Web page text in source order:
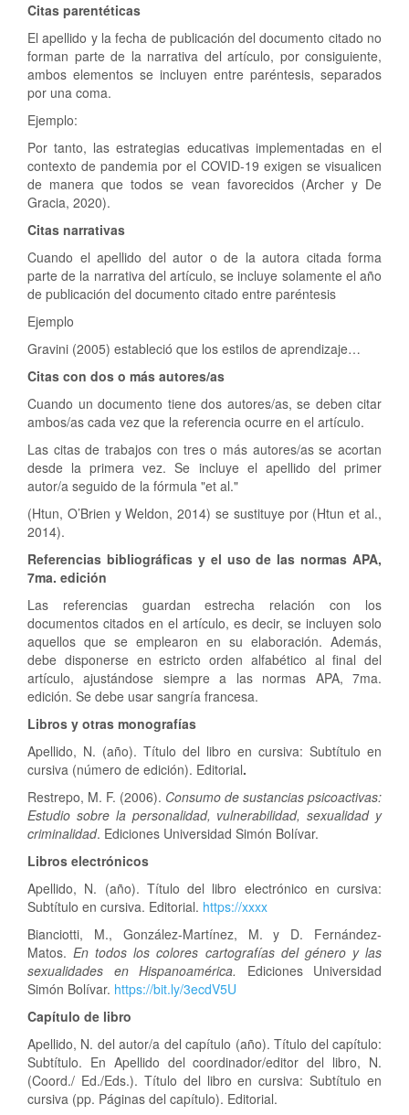
Citas parentéticas
El apellido y la fecha de publicación del documento citado no
forman parte de la narrativa del artículo, por consiguiente,
ambos elementos se incluyen entre paréntesis, separados
por una coma.
Ejemplo:
Por tanto, las estrategias educativas implementadas en el
contexto de pandemia por el COVID-19 exigen se visualicen
de manera que todos se vean favorecidos (Archer y De
Gracia, 2020).
Citas narrativas
Cuando el apellido del autor o de la autora citada forma
parte de la narrativa del artículo, se incluye solamente el año
de publicación del documento citado entre paréntesis
Ejemplo
Gravini (2005) estableció que los estilos de aprendizaje…
Citas con dos o más autores/as
Cuando un documento tiene dos autores/as, se deben citar
ambos/as cada vez que la referencia ocurre en el artículo.
Las citas de trabajos con tres o más autores/as se acortan
desde la primera vez. Se incluye el apellido del primer
autor/a seguido de la fórmula "et al."
(Htun, O’Brien y Weldon, 2014) se sustituye por (Htun et al.,
2014).
Referencias bibliográficas y el uso de las normas APA,
7ma. edición
Las referencias guardan estrecha relación con los
documentos citados en el artículo, es decir, se incluyen solo
aquellos que se emplearon en su elaboración. Además,
debe disponerse en estricto orden alfabético al final del
artículo, ajustándose siempre a las normas APA, 7ma.
edición. Se debe usar sangría francesa.
Libros y otras monografías
Apellido, N. (año). Título del libro en cursiva: Subtítulo en
cursiva (número de edición). Editorial.
Restrepo, M. F. (2006). Consumo de sustancias psicoactivas:
Estudio sobre la personalidad, vulnerabilidad, sexualidad y
criminalidad. Ediciones Universidad Simón Bolívar.
Libros electrónicos
Apellido, N. (año). Título del libro electrónico en cursiva:
Subtítulo en cursiva. Editorial. https://xxxx
Bianciotti, M., González-Martínez, M. y D. Fernández-
Matos.En todos los colores cartografías del género y las
sexualidades en Hispanoamérica. Ediciones Universidad
Simón Bolívar. https://bit.ly/3ecdV5U
Capítulo de libro
Apellido, N. del autor/a del capítulo (año). Título del capítulo:
Subtítulo. En Apellido del coordinador/editor del libro, N.
(Coord./ Ed./Eds.). Título del libro en cursiva: Subtítulo en
cursiva (pp. Páginas del capítulo). Editorial.